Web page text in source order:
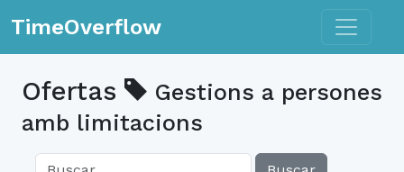
TimeOverflow Toggle
Ofertas
Gestions a persones
amb limitacions